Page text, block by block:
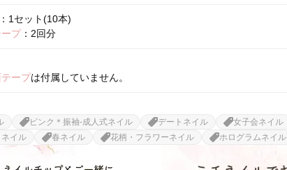
1セット(10本)
プ：2回分
ープは付属していません。
ピンク＊振袖-成人式ネイル デートネイル 女子会ネイル
ネイル 春ネイル 花柄・フラワーネイル ホログラムネイル